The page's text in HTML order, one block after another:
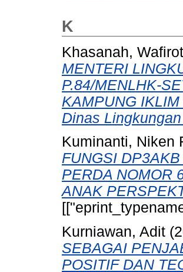
K
Khasanah,
MENTERI
P.84/MENLHK-
KAMPUNG
Dinas
Kuminanti, Niken
FUNGSI
PERDA NOMOR
ANAK
Kurniawan, Adit
SEBAGAI
POSITIF DAN